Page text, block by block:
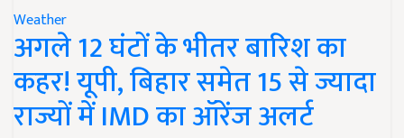
Weather
अगले 12 घंटों के भीतर बारिश का
कहर! यूपी, बिहार समेत 15 से ज्यादा
राज्यों में IMD का ऑरेंज अलर्ट